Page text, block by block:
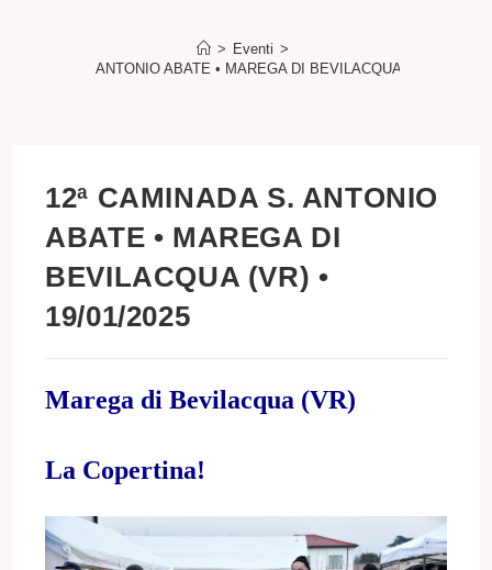
> Eventi >
S. ANTONIO ABATE • MAREGA DI BEVILACQUA (VR) • 19/01/
12ª CAMINADA S. ANTONIO
ABATE • MAREGA DI
BEVILACQUA (VR) •
19/01/2025
Marega di Bevilacqua (VR)
La Copertina!